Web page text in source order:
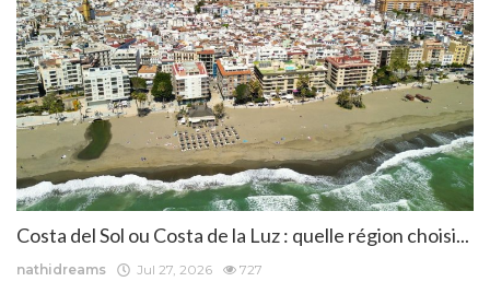
Costa del Sol ou Costa de la Luz : quelle région choisi...
nathidreams Jul 27, 2026 727